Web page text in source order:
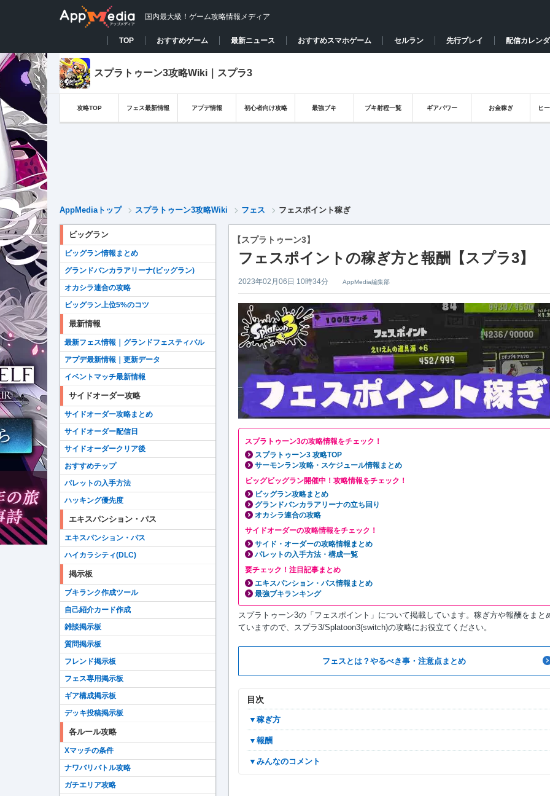
国内最大級！ゲーム攻略情報メディア
TOP おすすめゲーム 最新ニュース おすすめスマホゲーム セルラン 先行プレイ 配信カレン
スプラトゥーン3攻略Wiki｜スプラ3
攻略TOP フェス最新情報 アプデ情報 初心者向け攻略 最強ブキ ブキ射程一覧 ギアパワー お金稼ぎ ヒ
AppMediaトップ スプラトゥーン3攻略Wiki フェス フェスポイント稼ぎ
【スプラトゥーン3】
フェスポイントの稼ぎ方と報酬【スプラ3】
2023年02月06日 10時34分 AppMedia編集部
スプラトゥーン3の攻略情報をチェック！
スプラトゥーン3 攻略TOP
サーモンラン攻略・スケジュール情報まとめ
ビッグビッグラン開催中！攻略情報をチェック！
ビッグラン攻略まとめ
グランドバンカラアリーナの立ち回り
オカシラ連合の攻略
サイドオーダーの攻略情報をチェック！
サイド・オーダーの攻略情報まとめ
パレットの入手方法・構成一覧
要チェック！注目記事まとめ
エキスパンション・パス情報まとめ
最強ブキランキング
スプラトゥーン3の「フェスポイント」について掲載しています。稼ぎ方や報酬をまと
ていますので、スプラ3/Splatoon3(switch)の攻略にお役立てください。
フェスとは？やるべき事・注意点まとめ
目次
▼稼ぎ方
▼報酬
▼みんなのコメント
ビッグラン
ビッグラン情報まとめ
グランドバンカラアリーナ(ビッグラン)
オカシラ連合の攻略
ビッグラン上位5%のコツ
最新情報
最新フェス情報｜グランドフェスティバル
アプデ最新情報｜更新データ
イベントマッチ最新情報
サイドオーダー攻略
サイドオーダー攻略まとめ
サイドオーダー配信日
サイドオーダークリア後
おすすめチップ
パレットの入手方法
ハッキング優先度
エキスパンション・パス
エキスパンション・パス
ハイカラシティ(DLC)
掲示板
ブキランク作成ツール
自己紹介カード作成
雑談掲示板
質問掲示板
フレンド掲示板
フェス専用掲示板
ギア構成掲示板
デッキ投稿掲示板
各ルール攻略
Xマッチの条件
ナワバリバトル攻略
ガチエリア攻略